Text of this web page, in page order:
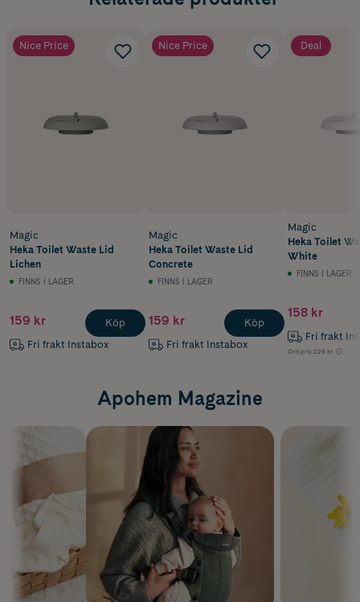
Nice Price
Magic
Heka Toilet Waste Lid
Lichen
FINNS I LAGER
159 kr
Fri frakt Instabox
Köp
Nice Price
Magic
Heka Toilet Waste Lid
Concrete
FINNS I LAGER
159 kr
Fri frakt Instabox
Köp
Deal
Magic
Heka Toilet
White
FINNS I LAGER
158 kr
Fri frakt
Ord.pris 229 kr
Apohem Magazine